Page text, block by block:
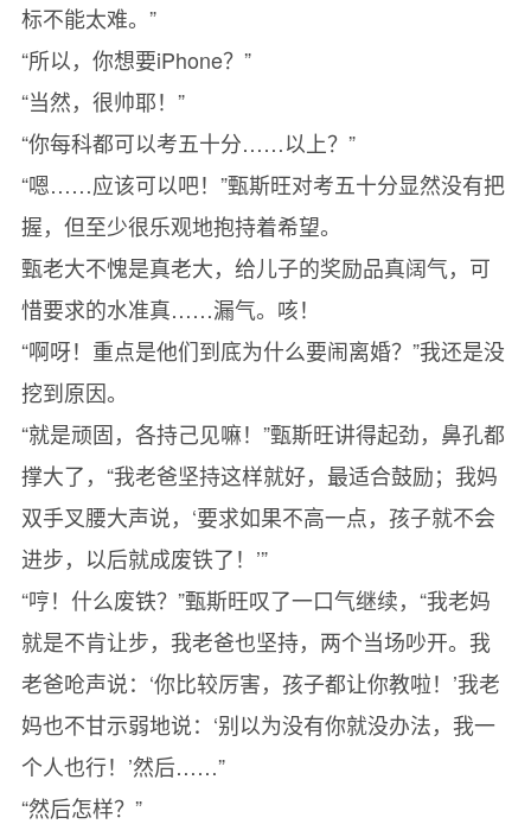
标不能太难。”
“所以，你想要iPhone？”
“当然，很帅耶！”
“你每科都可以考五十分……以上？”
“嗯……应该可以吧！”甄斯旺对考五十分显然没有把
握，但至少很乐观地抱持着希望。
甄老大不愧是真老大，给儿子的奖励品真阔气，可
惜要求的水准真……漏气。咳！
“啊呀！重点是他们到底为什么要闹离婚？”我还是没
挖到原因。
“就是顽固，各持己见嘛！”甄斯旺讲得起劲，鼻孔都
撑大了，“我老爸坚持这样就好，最适合鼓励；我妈
双手叉腰大声说，‘要求如果不高一点，孩子就不会
进步，以后就成废铁了！’”
“哼！什么废铁？”甄斯旺叹了一口气继续，“我老妈
就是不肯让步，我老爸也坚持，两个当场吵开。我
老爸呛声说：‘你比较厉害，孩子都让你教啦！’我老
妈也不甘示弱地说：‘别以为没有你就没办法，我一
个人也行！’然后……”
“然后怎样？”